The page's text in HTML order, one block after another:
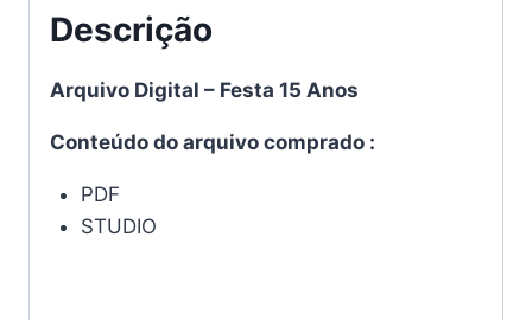
Descrição
Arquivo Digital – Festa 15 Anos
Conteúdo do arquivo comprado :
PDF
STUDIO